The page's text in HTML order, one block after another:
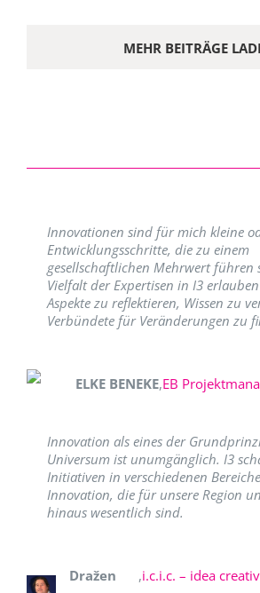
MEHR BEITRÄGE
Innovationen sind für mich kleine
Entwicklungsschritte, die zu einem
gesellschaftlichen Mehrwert führen
Vielfalt der Expertisen in I3
Aspekte zu reflektieren, Wissen zu
Verbündete für Veränderungen zu
ELKE BENEKE,EB
Innovation als eines der
Universum ist unumgänglich. I3
Initiativen in verschiedenen
Innovation, die für unsere Region
hinaus wesentlich sind.
Dražen
,i.c.i.c. – idea